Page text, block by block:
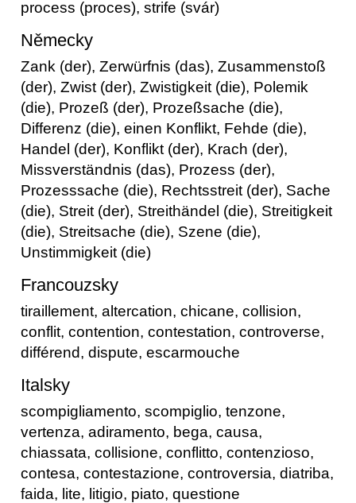
process (proces), strife (svár)
Německy
Zank (der), Zerwürfnis (das), Zusammenstoß
(der), Zwist (der), Zwistigkeit (die), Polemik
(die), Prozeß (der), Prozeßsache (die),
Differenz (die), einen Konflikt, Fehde (die),
Handel (der), Konflikt (der), Krach (der),
Missverständnis (das), Prozess (der),
Prozesssache (die), Rechtsstreit (der), Sache
(die), Streit (der), Streithändel (die), Streitigkeit
(die), Streitsache (die), Szene (die),
Unstimmigkeit (die)
Francouzsky
tiraillement, altercation, chicane, collision,
conflit, contention, contestation, controverse,
différend, dispute, escarmouche
Italsky
scompigliamento, scompiglio, tenzone,
vertenza, adiramento, bega, causa,
chiassata, collisione, conflitto, contenzioso,
contesa, contestazione, controversia, diatriba,
faida, lite, litigio, piato, questione